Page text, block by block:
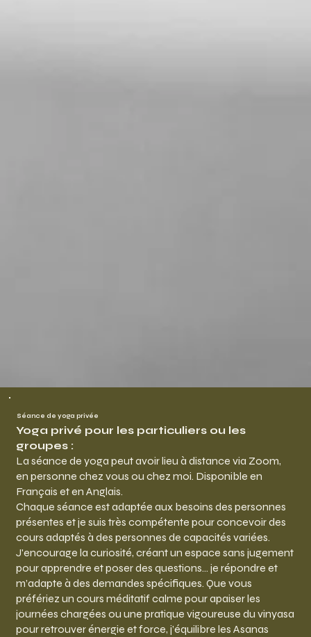
Séance de yoga privée
Yoga privé pour les particuliers ou les
groupes :
La séance de yoga peut avoir lieu à distance via Zoom,
en personne chez vous ou chez moi. Disponible en
Français et en Anglais.
Chaque séance est adaptée aux besoins des personnes
présentes et je suis très compétente pour concevoir des
cours adaptés à des personnes de capacités variées.
J'encourage la curiosité, créant un espace sans jugement
pour apprendre et poser des questions... je répondre et
m’adapte à des demandes spécifiques. Que vous
préfériez un cours méditatif calme pour apaiser les
journées chargées ou une pratique vigoureuse du vinyasa
pour retrouver énergie et force, j’équilibre les Asanas